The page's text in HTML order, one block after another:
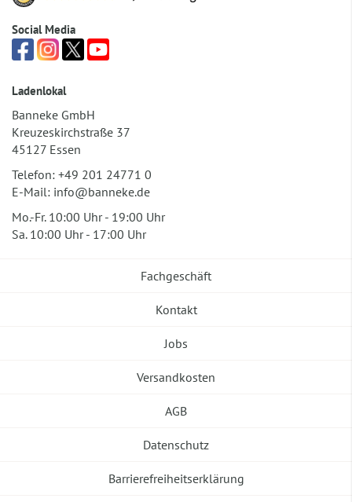
Social Media
Ladenlokal
Banneke GmbH
Kreuzeskirchstraße 37
45127 Essen
Telefon: +49 201 24771 0
E-Mail: info@banneke.de
Mo.-Fr. 10:00 Uhr - 19:00 Uhr
Sa. 10:00 Uhr - 17:00 Uhr
Fachgeschäft
Kontakt
Jobs
Versandkosten
AGB
Datenschutz
Barrierefreiheitserklärung